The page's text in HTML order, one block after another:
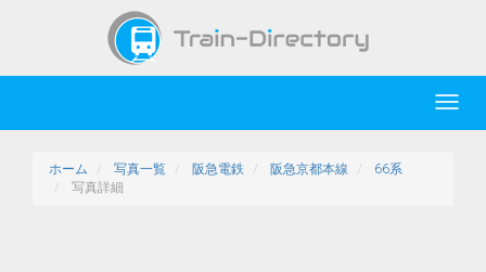
ホーム 写真一覧 阪急電鉄 阪急京都本線
66系
写真詳細